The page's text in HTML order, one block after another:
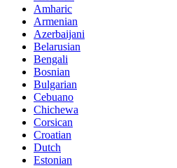
Amharic
Armenian
Azerbaijani
Belarusian
Bengali
Bosnian
Bulgarian
Cebuano
Chichewa
Corsican
Croatian
Dutch
Estonian